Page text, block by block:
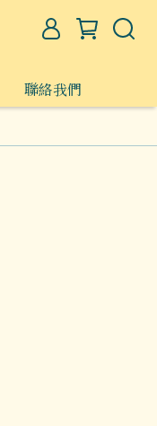
聯絡我們